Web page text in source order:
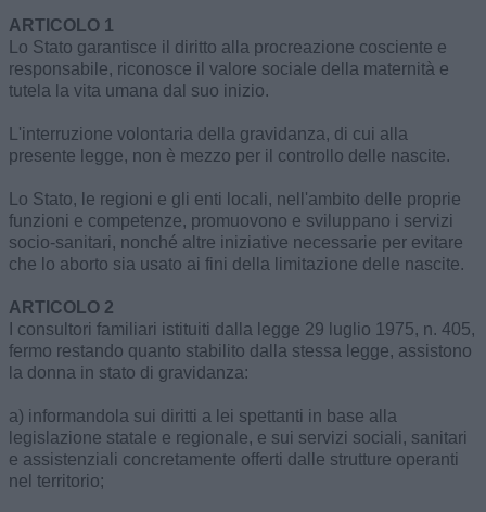
ARTICOLO 1
Lo Stato garantisce il diritto alla procreazione cosciente e
responsabile, riconosce il valore sociale della maternità e
tutela la vita umana dal suo inizio.
L'interruzione volontaria della gravidanza, di cui alla
presente legge, non è mezzo per il controllo delle nascite.
Lo Stato, le regioni e gli enti locali, nell'ambito delle proprie
funzioni e competenze, promuovono e sviluppano i servizi
socio-sanitari, nonché altre iniziative necessarie per evitare
che lo aborto sia usato ai fini della limitazione delle nascite.
ARTICOLO 2
I consultori familiari istituiti dalla legge 29 luglio 1975, n. 405,
fermo restando quanto stabilito dalla stessa legge, assistono
la donna in stato di gravidanza:
a) informandola sui diritti a lei spettanti in base alla
legislazione statale e regionale, e sui servizi sociali, sanitari
e assistenziali concretamente offerti dalle strutture operanti
nel territorio;